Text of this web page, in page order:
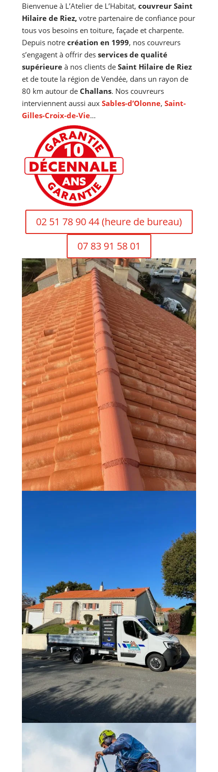
Bienvenue à L’Atelier de L’Habitat, couvreur Saint
Hilaire de Riez, votre partenaire de confiance pour
tous vos besoins en toiture, façade et charpente.
Depuis notre création en 1999, nos couvreurs
s’engagent à offrir des services de qualité
supérieureà nos clients de Saint Hilaire de Riez
et de toute la région de Vendée, dans un rayon de
80 km autour de Challans. Nos couvreurs
interviennent aussi aux Sables-d’Olonne, Saint-
Gilles-Croix-de-Vie…
02 51 78 90 44 (heure de bureau)
07 83 91 58 01